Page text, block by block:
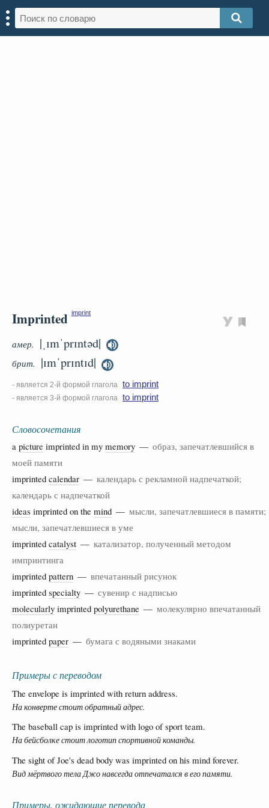
Imprinted imprint
амер. |ˌɪmˈprɪntəd|
брит. |ɪmˈprɪntɪd|
- является 2-й формой глагола to imprint
- является 3-й формой глагола to imprint
Словосочетания
a picture imprinted in my memory — образ, запечатлевшийся в
моей памяти
imprinted calendar — календарь с рекламной надпечаткой;
календарь с надпечаткой
ideas imprinted on the mind — мысли, запечатлевшиеся в памяти;
мысли, запечатлевшиеся в уме
imprinted catalyst — катализатор, полученный методом
импринтинга
imprinted pattern — впечатанный рисунок
imprinted specialty — сувенир с надписью
molecularly imprinted polyurethane — молекулярно впечатанный
полиуретан
imprinted paper — бумага с водяными знаками
Примеры с переводом
The envelope is imprinted with return address.
На конверте стоит обратный адрес.
The baseball cap is imprinted with logo of sport team.
На бейсболке стоит логотип спортивной команды.
The sight of Joe's dead body was imprinted on his mind forever.
Вид мёртвого тела Джо навсегда отпечатался в его памяти.
Примеры, ожидающие перевода